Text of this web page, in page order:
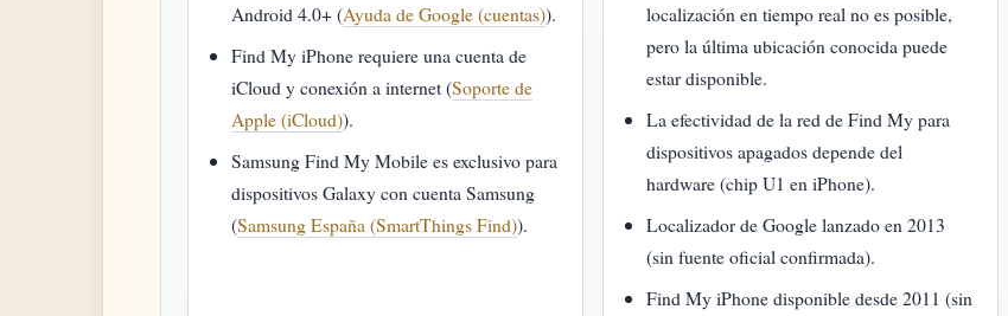
Android 4.0+ (Ayuda de Google (cuentas)).
Find My iPhone requiere una cuenta de
iCloud y conexión a internet (Soporte de
Apple (iCloud)).
Samsung Find My Mobile es exclusivo para
dispositivos Galaxy con cuenta Samsung
(Samsung España (SmartThings Find)).
localización en tiempo real no es posible,
pero la última ubicación conocida puede
estar disponible.
La efectividad de la red de Find My para
dispositivos apagados depende del
hardware (chip U1 en iPhone).
Localizador de Google lanzado en 2013
(sin fuente oficial confirmada).
Find My iPhone disponible desde 2011 (sin